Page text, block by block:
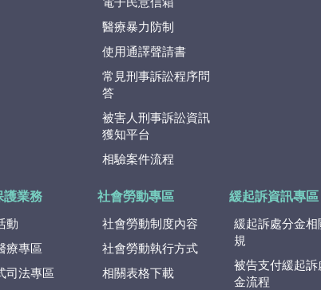
電子民意信箱
醫療暴力防制
使用通譯聲請書
常見刑事訴訟程序問
答
被害人刑事訴訟資訊
獲知平台
相驗案件流程
護業務
動
療專區
司法專區
社會勞動專區
社會勞動制度內容
社會勞動執行方式
相關表格下載
緩起訴資訊專區
緩起訴處分金相
規
被告支付緩起訴
金流程